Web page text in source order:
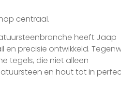
centraal.
heeft Jaap
en precisie ontwikkeld.
tegels, die niet alleen
en hout tot in